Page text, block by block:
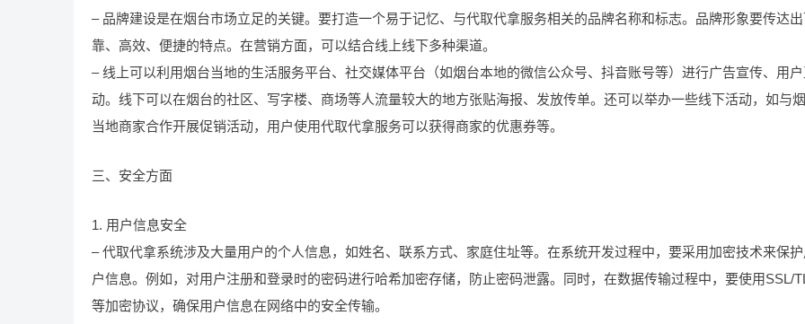
– 品牌建设是在烟台市场立足的关键。要打造一个易于记忆、与代取代拿服务相关的品牌名称和标志。品牌形象要传达
靠、高效、便捷的特点。在营销方面，可以结合线上线下多种渠道。
– 线上可以利用烟台当地的生活服务平台、社交媒体平台（如烟台本地的微信公众号、抖音账号等）进行广告宣传、用户
动。线下可以在烟台的社区、写字楼、商场等人流量较大的地方张贴海报、发放传单。还可以举办一些线下活动，如与
当地商家合作开展促销活动，用户使用代取代拿服务可以获得商家的优惠券等。
三、安全方面
1. 用户信息安全
– 代取代拿系统涉及大量用户的个人信息，如姓名、联系方式、家庭住址等。在系统开发过程中，要采用加密技术来保护
户信息。例如，对用户注册和登录时的密码进行哈希加密存储，防止密码泄露。同时，在数据传输过程中，要使用SSL/
等加密协议，确保用户信息在网络中的安全传输。